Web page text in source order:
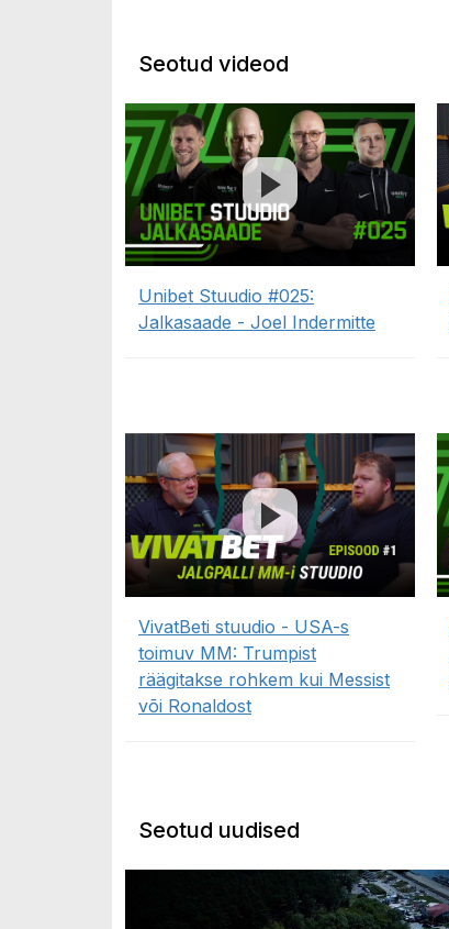
Seotud videod
Unibet Stuudio #025:
Jalkasaade - Joel Indermitte
VivatBeti stuudio - USA-s
toimuv MM: Trumpist
räägitakse rohkem kui Messist
või Ronaldost
Seotud uudised